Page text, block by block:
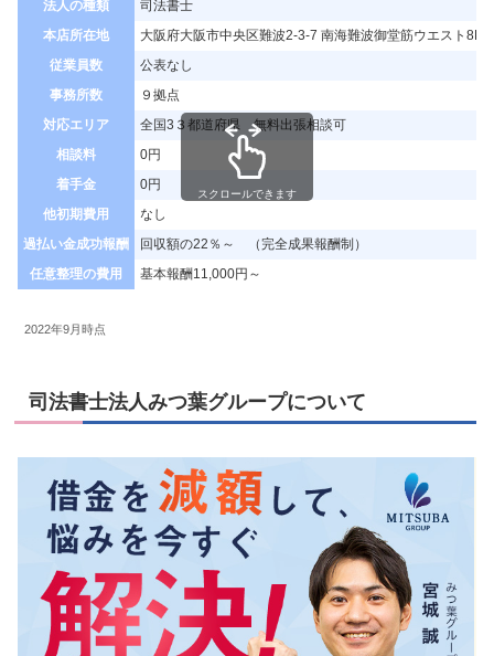
法人の種類
司法書士
本店所在地
大阪府大阪市中央区難波2-3-7 南海難波御堂筋ウエスト8F
従業員数
公表なし
事務所数
９拠点
対応エリア
全国3３都道府県 無料出張相談可
相談料
0円
着手金
0円
他初期費用
なし
過払い金成功報酬
回収額の22％～ （完全成果報酬制）
任意整理の費用
基本報酬11,000円～
スクロールできます
2022年9月時点
司法書士法人みつ葉グループについて